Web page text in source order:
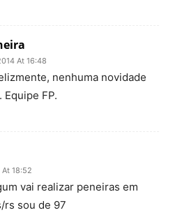
At 16:48
nenhuma novidade
Equipe FP.
18:52
vai realizar peneiras em
rs sou de 97